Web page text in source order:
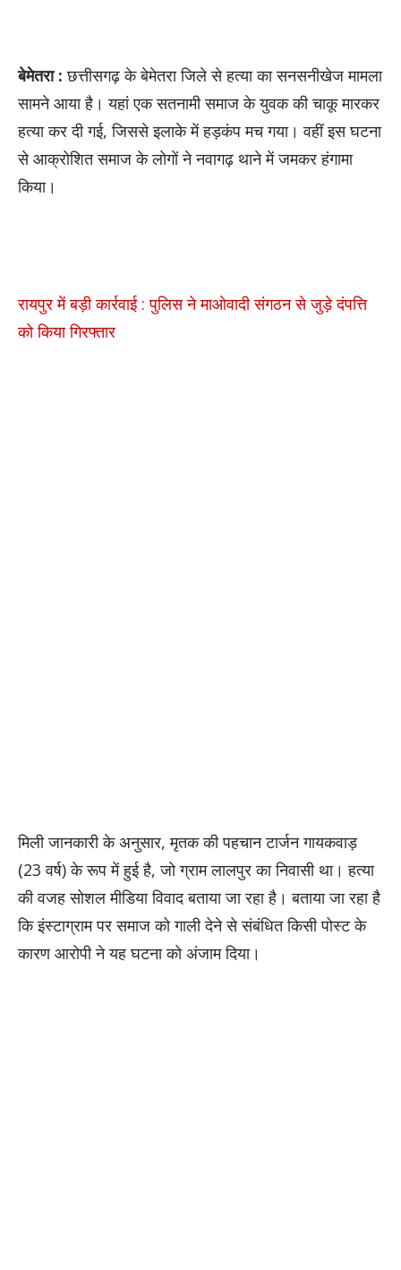
बेमेतरा : छत्तीसगढ़ के बेमेतरा जिले से हत्या का सनसनीखेज मामला
सामने आया है। यहां एक सतनामी समाज के युवक की चाकू मारकर
हत्या कर दी गई, जिससे इलाके में हड़कंप मच गया। वहीं इस घटना
से आक्रोशित समाज के लोगों ने नवागढ़ थाने में जमकर हंगामा
किया।
रायपुर में बड़ी कार्रवाई : पुलिस ने माओवादी संगठन से जुड़े दंपत्ति
को किया गिरफ्तार
मिली जानकारी के अनुसार, मृतक की पहचान टार्जन गायकवाड़
(23 वर्ष) के रूप में हुई है, जो ग्राम लालपुर का निवासी था। हत्या
की वजह सोशल मीडिया विवाद बताया जा रहा है। बताया जा रहा है
कि इंस्टाग्राम पर समाज को गाली देने से संबंधित किसी पोस्ट के
कारण आरोपी ने यह घटना को अंजाम दिया।